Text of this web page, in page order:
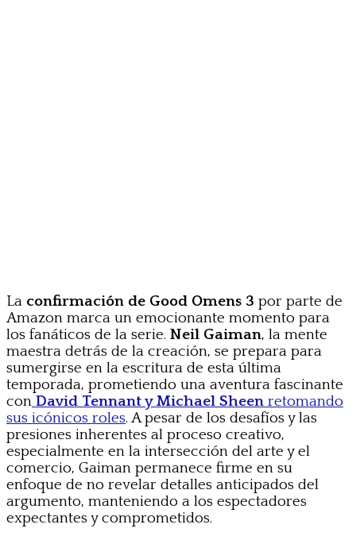
La confirmación de Good Omens 3 por parte de
Amazon marca un emocionante momento para
los fanáticos de la serie. Neil Gaiman, la mente
maestra detrás de la creación, se prepara para
sumergirse en la escritura de esta última
temporada, prometiendo una aventura fascinante
con David Tennant y Michael Sheen retomando
sus icónicos roles. A pesar de los desafíos y las
presiones inherentes al proceso creativo,
especialmente en la intersección del arte y el
comercio, Gaiman permanece firme en su
enfoque de no revelar detalles anticipados del
argumento, manteniendo a los espectadores
expectantes y comprometidos.